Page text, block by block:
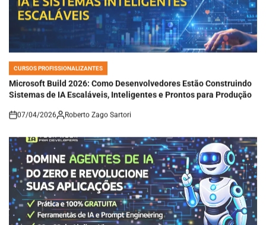
POSTED
IN
CURSOS PROFISSIONALIZANTES
Microsoft Build 2026: Como Desenvolvedores Estão Construindo
Sistemas de IA Escaláveis, Inteligentes e Prontos para Produção
on